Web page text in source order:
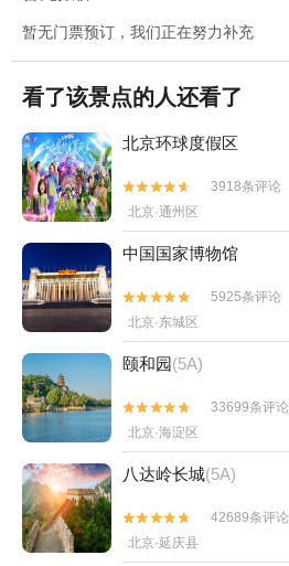
暂无门票预订，我们正在努力补充
看了该景点的人还看了
北京环球度假区


3918条评论
北京·通州区
中国国家博物馆


5925条评论
北京·东城区
颐和园(5A)


33699条评论
北京·海淀区
八达岭长城(5A)


42689条评论
北京·延庆县